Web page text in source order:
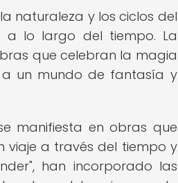
naturaleza y los ciclos del
a lo largo del tiempo. La
que celebran la magia
un mundo de fantasía y
manifiesta en obras que
viaje a través del tiempo y
han incorporado las